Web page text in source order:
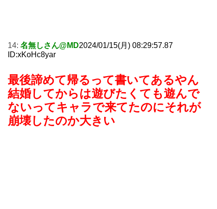
14: 名無しさん@MD2024/01/15(月) 08:29:57.87
ID:xKoHc8yar
最後諦めて帰るって書いてあるやん
結婚してからは遊びたくても遊んで
ないってキャラで来てたのにそれが
崩壊したのか大きい